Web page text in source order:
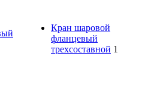
Кран шаровой
фланцевый
трехсоставной 1